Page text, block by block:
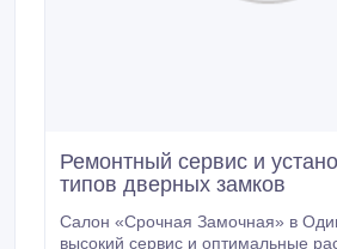
Ремонтный сервис и
типов дверных замков
Салон «Срочная Замочная» в
высокий сервис и оптимальные